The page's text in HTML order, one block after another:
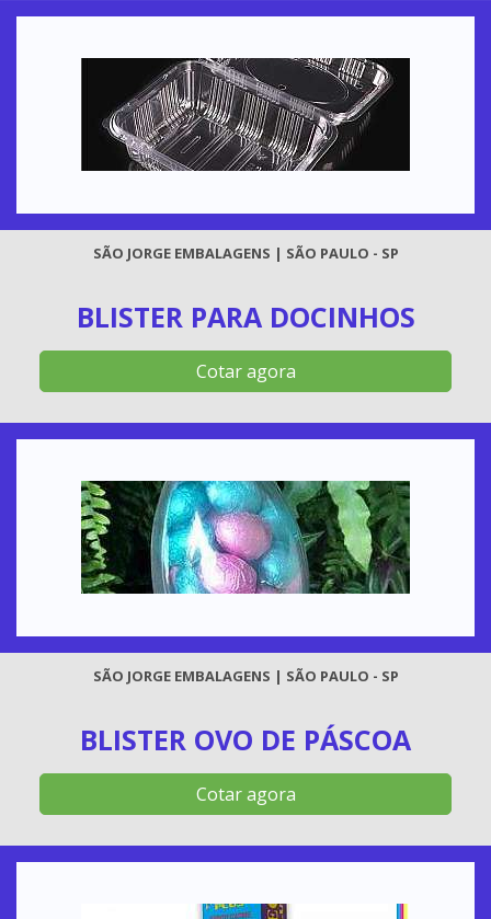
SÃO JORGE EMBALAGENS | SÃO PAULO - SP
BLISTER PARA DOCINHOS
Cotar agora
SÃO JORGE EMBALAGENS | SÃO PAULO - SP
BLISTER OVO DE PÁSCOA
Cotar agora